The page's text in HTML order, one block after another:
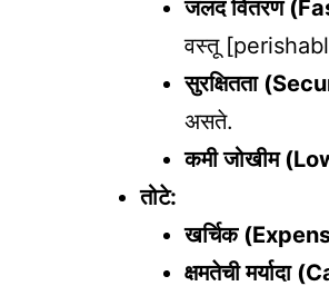
जलद वितरण
वस्तू
सुरक्षितता
असते.
कमी जोखीम
तोटे:
खर्चिक
क्षमतेची